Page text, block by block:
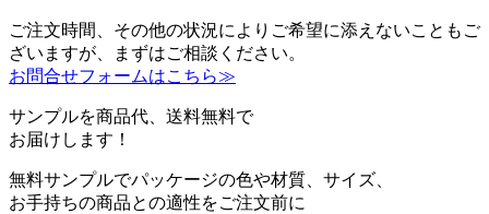
ご注文時間、その他の状況によりご希望に添えないこともご
ざいますが、まずはご相談ください。
お問合せフォームはこちら≫
サンプルを商品代、送料無料で
お届けします！
無料サンプルでパッケージの色や材質、サイズ、
お手持ちの商品との適性をご注文前に